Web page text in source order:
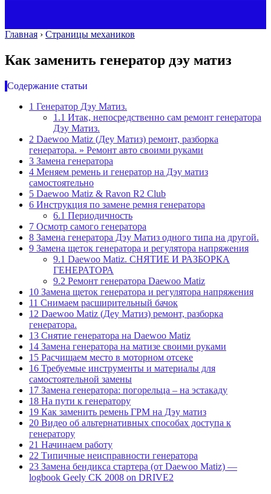
Главная › Страницы механиков
Как заменить генератор дэу матиз
Содержание статьи
1 Генератор Дэу Матиз.
1.1 Итак, непосредственно сам ремонт генератора
Дэу Матиз.
2 Daewoo Matiz (Деу Матиз) ремонт, разборка
генератора. » Ремонт авто своими руками
3 Замена генератора
4 Меняем ремень и генератор на Дэу матиз
самостоятельно
5 Daewoo Matiz & Ravon R2 Club
6 Инструкция по замене ремня генератора
6.1 Периодичность
7 Осмотр самого генератора
8 Замена генератора Дэу Матиз одного типа на другой.
9 Замена щеток генератора и регулятора напряжения
9.1 Daewoo Matiz. СНЯТИЕ И РАЗБОРКА
ГЕНЕРАТОРА
9.2 Ремонт генератора Daewoo Matiz
10 Замена щеток генератора и регулятора напряжения
11 Снимаем расширительный бачок
12 Daewoo Matiz (Деу Матиз) ремонт, разборка
генератора.
13 Снятие генератора на Daewoo Matiz
14 Замена генератора на матизе своими руками
15 Расчищаем место в моторном отсеке
16 Требуемые инструменты и материалы для
самостоятельной замены
17 Замена генератора: погорельца – на эстакаду
18 На пути к генератору
19 Как заменить ремень ГРМ на Дэу матиз
20 Видео об альтернативных способах доступа к
генератору
21 Начинаем работу
22 Типичные неисправности генератора
23 Замена бендикса стартера (от Daewoo Matiz) —
logbook Geely CK 2008 on DRIVE2